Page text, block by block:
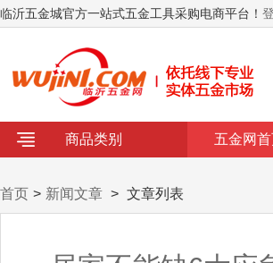
临沂五金城官方一站式五金工具采购电商平台！
商品类别 五金网
首页 > 新闻文章 > 文章列表